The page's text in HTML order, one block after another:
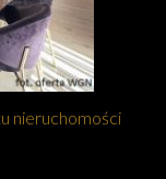
nieruchomości